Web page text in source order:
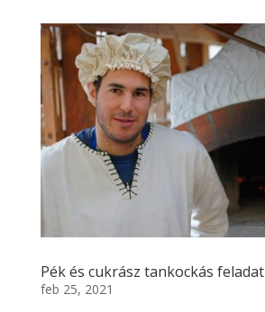
Pék és cukrász tankockás feladat
feb 25, 2021